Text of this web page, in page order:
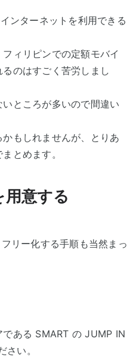
ンターネットを利用できる
ィリピンでの定額モバイ
のはすごく苦労しまし
ところが多いので間違い
もしれませんが、とりあ
とめます。
意する
リー化する手順も当然まっ
ある SMART の JUMP IN
い。